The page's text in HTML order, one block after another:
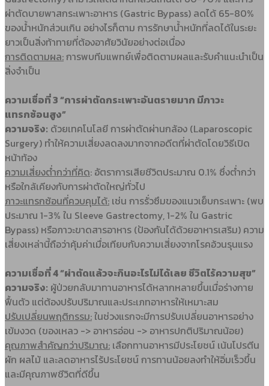
ผ่าตัดบายพาสกระเพาะอาหาร (Gastric Bypass) ลดได้ 65-80%
ของน้ำหนักส่วนเกิน อย่างไรก็ตาม การรักษาน้ำหนักที่ลดได้ในระยะ
ยาวเป็นสิ่งท้าทายที่ต้องอาศัยวินัยอย่างต่อเนื่อง
การติดตามผล:การพบทีมแพทย์เพื่อติดตามผลและรับคำแนะนำเป็น
สิ่งจำเป็น
ความเชื่อที่ 3 “การผ่าตัดกระเพาะอันตรายมาก มีภาวะ
แทรกซ้อนสูง”
ความจริง: ด้วยเทคโนโลยี การผ่าตัดผ่านกล้อง (Laparoscopic
Surgery) ทำให้ความเสี่ยงลดลงมากจากอดีตที่ผ่าตัดโดยวิธีเปิด
หน้าท้อง
ความเสี่ยงต่ำกว่าที่คิด: อัตราการเสียชีวิตประมาณ 0.1% ซึ่งต่ำกว่า
หรือใกล้เคียงกับการผ่าตัดใหญ่ทั่วไป
ภาวะแทรกซ้อนที่ควบคุมได้: เช่น การรั่วซึมของแนวเย็บกระเพาะ (พบ
ประมาณ 1-3% ใน Sleeve Gastrectomy, 1-2% ใน Gastric
Bypass) หรือภาวะขาดสารอาหาร (ป้องกันได้ด้วยอาหารเสริม) ความ
เสี่ยงเหล่านี้ถือว่าคุ้มค่าเมื่อเทียบกับความเสี่ยงจากโรคอ้วนรุนแรง
ความเชื่อที่ 4 “ผ่าตัดแล้วจะกินอะไรไม่ได้เลย ชีวิตไร้ความสุข”
ความจริง: ผู้ป่วยกลับมาทานอาหารได้หลากหลายขึ้นเมื่อร่างกาย
ฟื้นตัว แต่ต้องปรับปริมาณและประเภทอาหารให้เหมาะสม
ปรับเปลี่ยนพฤติกรรม:ในช่วงแรกจะมีการปรับเปลี่ยนอาหารอย่าง
เข้มงวด (ของเหลว -> อาหารอ่อน -> อาหารปกติปริมาณน้อย)
คุณภาพสำคัญกว่าปริมาณ: เลือกทานอาหารมีประโยชน์ เน้นโปรตีน
ผัก ผลไม้ และลดอาหารไร้ประโยชน์ การทานน้อยลงทำให้อิ่มเร็วขึ้น
และมีคุณภาพชีวิตที่ดีขึ้น